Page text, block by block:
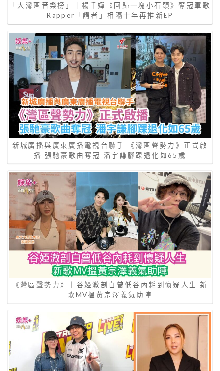
「大灣區音樂榜」｜楊千嬅《回歸一塊小石頭》奪冠軍歌
Rapper「講者」相隔十年再推新EP
新城廣播與廣東廣播電視台聯手 《灣區聲勢力》正式啟
播 張馳豪歌曲奪冠 潘宇謙腳踝退化如65歲
《灣區聲勢力》｜谷婭溦剖白曾低谷內耗到懷疑人生 新
歌MV搵黃宗澤義氣助陣